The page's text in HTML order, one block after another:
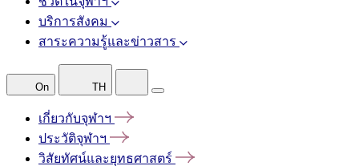
บริการสังคม
สาระความรู้และข่าวสาร
On TH
เกี่ยวกับจุฬาฯ
ประวัติจุฬาฯ
วิสัยทัศน์และยุทธศาสตร์